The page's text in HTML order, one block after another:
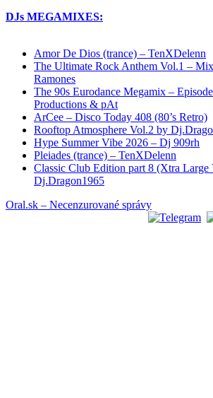
DJs MEGAMIXES:
Amor De Dios (trance) – TenXDelenn
The Ultimate Rock Anthem Vol.1 –
Ramones
The 90s Eurodance Megamix –
Productions & pAt
ArCee – Disco Today 408 (80’s Retro)
Rooftop Atmosphere Vol.2 by
Hype Summer Vibe 2026 – Dj 909rh
Pleiades (trance) – TenXDelenn
Classic Club Edition part 8 (Xtra Large
Dj.Dragon1965
Oral.sk – Necenzurované správy